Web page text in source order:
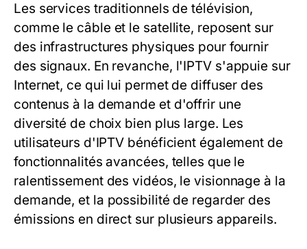
Les services traditionnels de télévision,
comme le câble et le satellite, reposent sur
des infrastructures physiques pour fournir
des signaux. En revanche, l'IPTV s'appuie sur
Internet, ce qui lui permet de diffuser des
contenus à la demande et d'offrir une
diversité de choix bien plus large. Les
utilisateurs d'IPTV bénéficient également de
fonctionnalités avancées, telles que le
ralentissement des vidéos, le visionnage à la
demande, et la possibilité de regarder des
émissions en direct sur plusieurs appareils.